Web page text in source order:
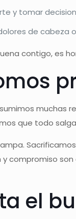
y tomar
de cabeza
contigo, es
muchas
que todo
y compromiso
el